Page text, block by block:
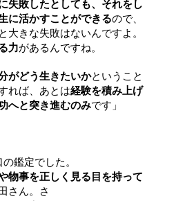
失敗したとしても、それをし
に活かすことができるので、
大きな失敗はないんですよ。
力があるんですね。
がどう生きたいかということ
れば、あとは経験を積み上げ
へと突き進むのみです 」
鑑定でした。
物事を正しく見る目を持って
さん。さ